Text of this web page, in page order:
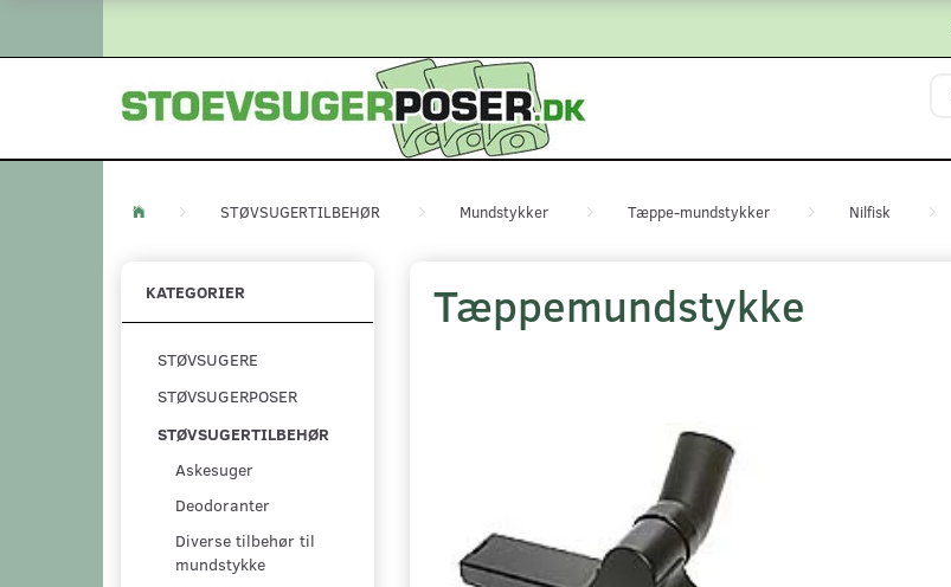
STØVSUGERTILBEHØR Mundstykker Tæppe-mundstykker Nilfisk
KATEGORIER
STØVSUGERE
STØVSUGERPOSER
STØVSUGERTILBEHØR
Askesuger
Deodoranter
Diverse tilbehør til
mundstykke
Tæppemundstykke